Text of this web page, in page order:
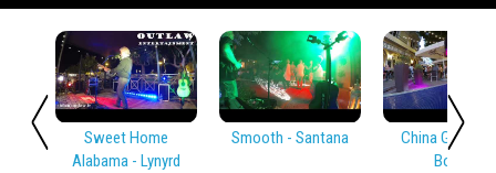
Sweet Home
Alabama - Lynyrd
Smooth - Santana
China Girl -
Bowie